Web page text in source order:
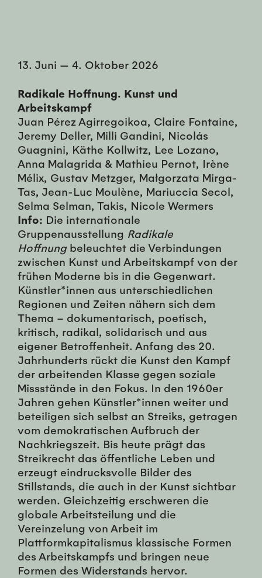
13. Juni — 4. Oktober 2026
Radikale Hoffnung. Kunst und
Arbeitskampf
Juan Pérez Agirregoikoa, Claire Fontaine,
Jeremy Deller, Milli Gandini, Nicolás
Guagnini, Käthe Kollwitz, Lee Lozano,
Anna Malagrida & Mathieu Pernot, Irène
Mélix, Gustav Metzger, Małgorzata Mirga-
Tas, Jean-Luc Moulène, Mariuccia Secol,
Selma Selman, Takis, Nicole Wermers
Info: Die internationale
Gruppenausstellung Radikale
Hoffnung beleuchtet die Verbindungen
zwischen Kunst und Arbeitskampf von der
frühen Moderne bis in die Gegenwart.
Künstler*innen aus unterschiedlichen
Regionen und Zeiten nähern sich dem
Thema – dokumentarisch, poetisch,
kritisch, radikal, solidarisch und aus
eigener Betroffenheit. Anfang des 20.
Jahrhunderts rückt die Kunst den Kampf
der arbeitenden Klasse gegen soziale
Missstände in den Fokus. In den 1960er
Jahren gehen Künstler*innen weiter und
beteiligen sich selbst an Streiks, getragen
vom demokratischen Aufbruch der
Nachkriegszeit. Bis heute prägt das
Streikrecht das öffentliche Leben und
erzeugt eindrucksvolle Bilder des
Stillstands, die auch in der Kunst sichtbar
werden. Gleichzeitig erschweren die
globale Arbeitsteilung und die
Vereinzelung von Arbeit im
Plattformkapitalismus klassische Formen
des Arbeitskampfs und bringen neue
Formen des Widerstands hervor.